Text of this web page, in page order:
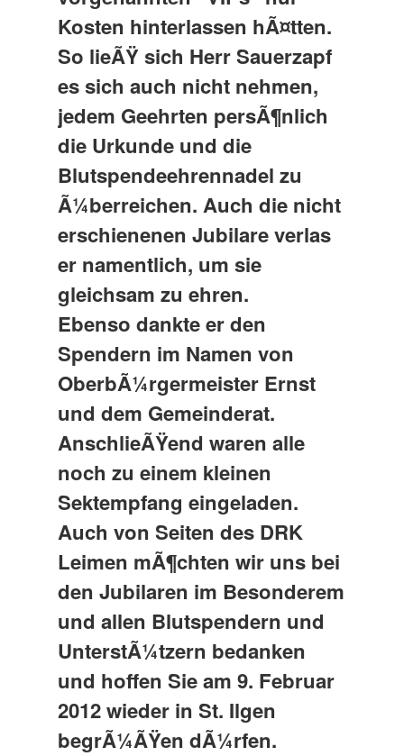
Kosten hinterlassen hÃ¤tten.
So lieÃŸ sich Herr Sauerzapf
es sich auch nicht nehmen,
jedem Geehrten persÃ¶nlich
die Urkunde und die
Blutspendeehrennadel zu
Ã¼berreichen. Auch die nicht
erschienenen Jubilare verlas
er namentlich, um sie
gleichsam zu ehren.
Ebenso dankte er den
Spendern im Namen von
OberbÃ¼rgermeister Ernst
und dem Gemeinderat.
AnschlieÃŸend waren alle
noch zu einem kleinen
Sektempfang eingeladen.
Auch von Seiten des DRK
Leimen mÃ¶chten wir uns bei
den Jubilaren im Besonderem
und allen Blutspendern und
UnterstÃ¼tzern bedanken
und hoffen Sie am 9. Februar
2012 wieder in St. Ilgen
begrÃ¼ÃŸen dÃ¼rfen.